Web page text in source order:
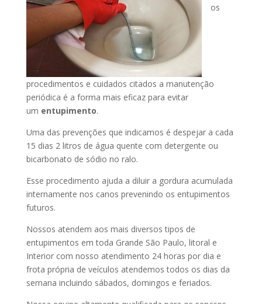
os
procedimentos e cuidados citados a manutenção
periódica é a forma mais eficaz para evitar
um entupimento.
Uma das prevenções que indicamos é despejar a cada
15 dias 2 litros de água quente com detergente ou
bicarbonato de sódio no ralo.
Esse procedimento ajuda a diluir a gordura acumulada
internamente nos canos prevenindo os entupimentos
futuros.
Nossos atendem aos mais diversos tipos de
entupimentos em toda Grande São Paulo, litoral e
Interior com nosso atendimento 24 horas por dia e
frota própria de veículos atendemos todos os dias da
semana incluindo sábados, domingos e feriados.